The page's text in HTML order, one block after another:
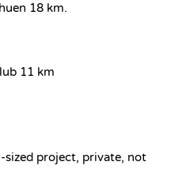
18 km.
11 km
sized project, private, not